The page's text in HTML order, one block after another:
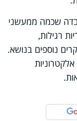
שכמה ממעשני
רגילות,
נוספים בנושא.